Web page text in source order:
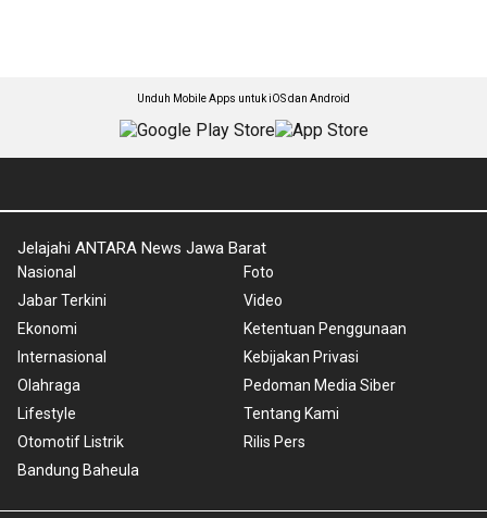
Unduh Mobile Apps untuk iOS dan Android
Jelajahi ANTARA News Jawa Barat
Nasional
Jabar Terkini
Ekonomi
Internasional
Olahraga
Lifestyle
Otomotif Listrik
Bandung Baheula
Foto
Video
Ketentuan Penggunaan
Kebijakan Privasi
Pedoman Media Siber
Tentang Kami
Rilis Pers